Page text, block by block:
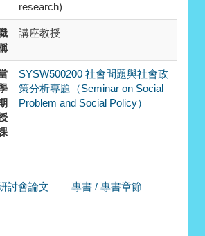
research)
講座教授
SYSW500200 社會問題與社會政
策分析專題（Seminar on Social
Problem and Social Policy）
討會論文 專書 / 專書章節